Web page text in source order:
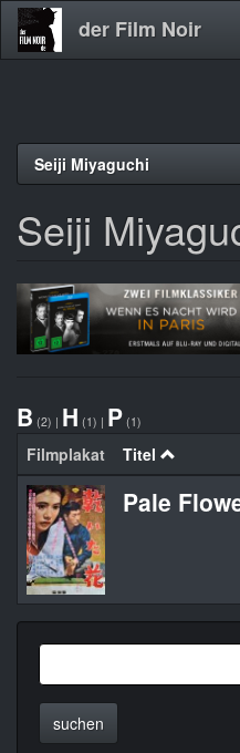
Direkt
der Film Noir
Seiji Miyaguchi
Seiji
B (2) | H (1) | P (1)
Filmplakat Titel
Pale
suchen